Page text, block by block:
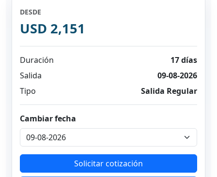
DESDE
USD 2,151
Duración
17 días
Salida
09-08-2026
Tipo
Salida Regular
Cambiar fecha
Solicitar cotización